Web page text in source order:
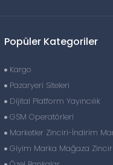
Popüler Kategoriler
Kargo
Pazaryeri Siteleri
Dijital Platform Yayıncılık
GSM Operatörleri
Marketler Zinciri-İndirim
Giyim Marka Mağaza Zinciri